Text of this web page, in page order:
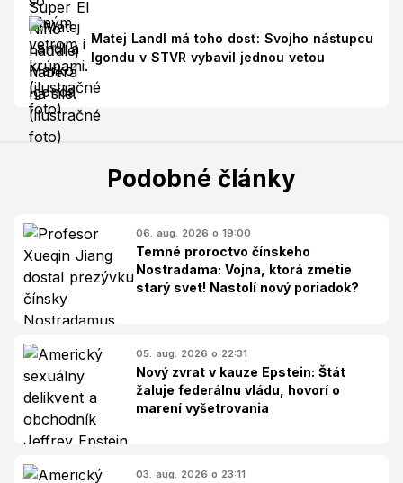
Matej Landl má toho dosť: Svojho nástupcu
Igondu v STVR vybavil jednou vetou
Podobné články
06. aug. 2026 o 19:00
Temné proroctvo čínskeho
Nostradama: Vojna, ktorá zmetie
starý svet! Nastolí nový poriadok?
05. aug. 2026 o 22:31
Nový zvrat v kauze Epstein: Štát
žaluje federálnu vládu, hovorí o
marení vyšetrovania
03. aug. 2026 o 23:11